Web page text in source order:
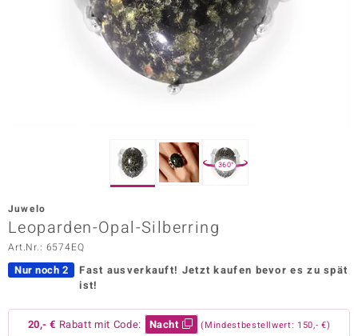
Vogue
Paraíso
360°
Juwelo
Leoparden-Opal-Silberring
Art.Nr.: 6574EQ
Nur noch 2 Fast ausverkauft! Jetzt kaufen bevor es zu spät
ist!
20,- € Rabatt mit Code: Nacht (Mindestbestellwert: 150,- €)